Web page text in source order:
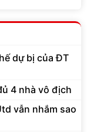
dự bị của ĐT
4 nhà vô địch
vẫn nhắm sao